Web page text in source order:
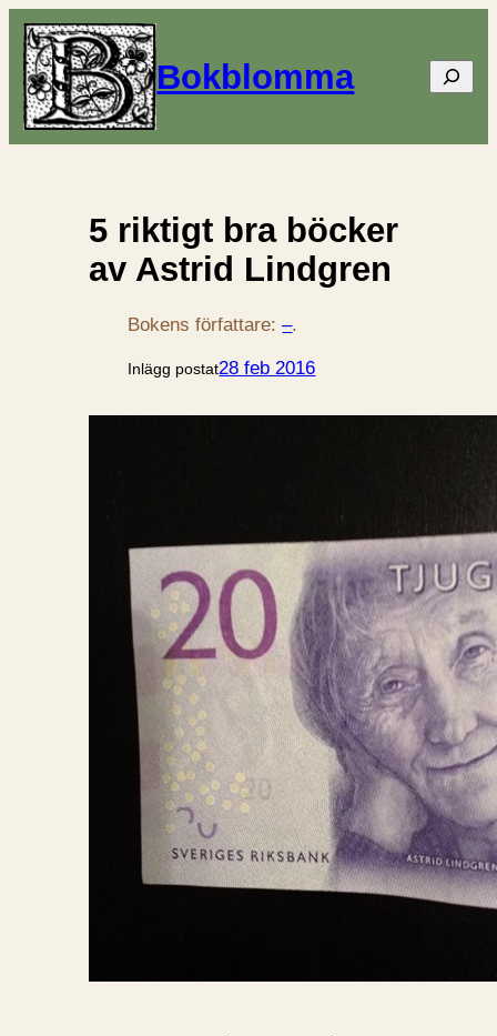
Bokblomma Sök
5 riktigt bra böcker
av Astrid Lindgren
Bokens författare:–.
Inlägg postat28 feb 2016